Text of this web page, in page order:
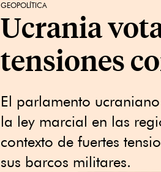
GEOPOLÍTICA
Ucrania
tensiones
El parlamento
la ley marcial en las
contexto de fuertes
sus barcos militares.